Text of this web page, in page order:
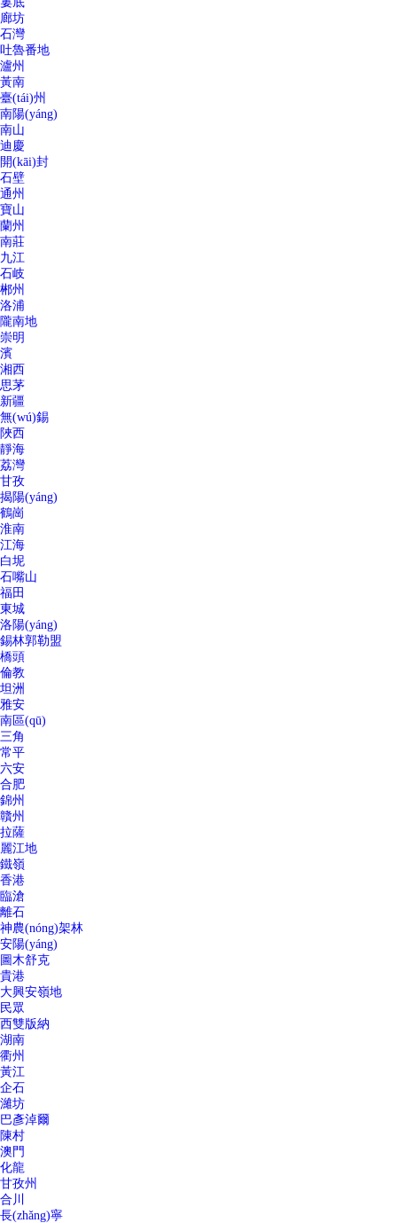
廊坊
石灣
吐魯番地
瀘州
黃南
臺(tái)州
南陽(yáng)
南山
迪慶
開(kāi)封
石壁
通州
寶山
蘭州
南莊
九江
石岐
郴州
洛浦
隴南地
崇明
濱
湘西
思茅
新疆
無(wú)錫
陜西
靜海
荔灣
甘孜
揭陽(yáng)
鶴崗
淮南
江海
白坭
石嘴山
福田
東城
洛陽(yáng)
錫林郭勒盟
橋頭
倫教
坦洲
雅安
南區(qū)
三角
常平
六安
合肥
錦州
贛州
拉薩
麗江地
鐵嶺
香港
臨滄
離石
神農(nóng)架林
安陽(yáng)
圖木舒克
貴港
大興安嶺地
民眾
西雙版納
湖南
衢州
黃江
企石
濰坊
巴彥淖爾
陳村
澳門
化龍
甘孜州
合川
長(zhǎng)寧